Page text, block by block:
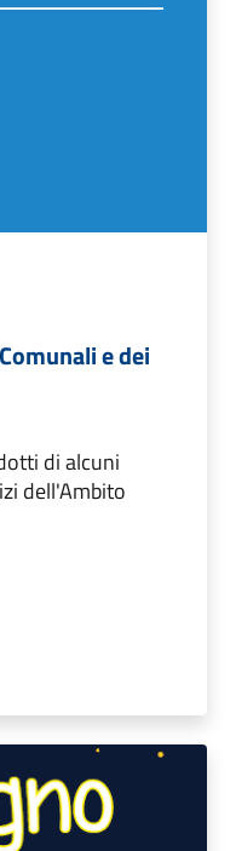
e dei
di alcuni
dell'Ambito